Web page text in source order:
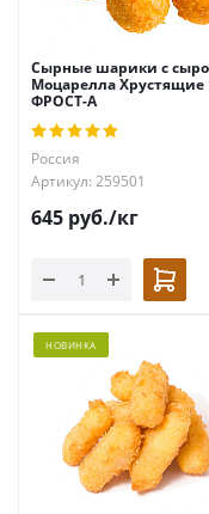
Сырные шарики с
Моцарелла Хрустящие
ФРОСТ-А
Россия
Артикул: 259501
645 руб./кг
НОВИНКА